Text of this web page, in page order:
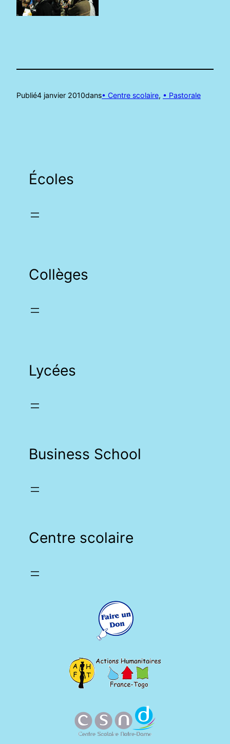
Publié4 janvier 2010dans• Centre scolaire, • Pastorale
Écoles
Collèges
Lycées
Business School
Centre scolaire